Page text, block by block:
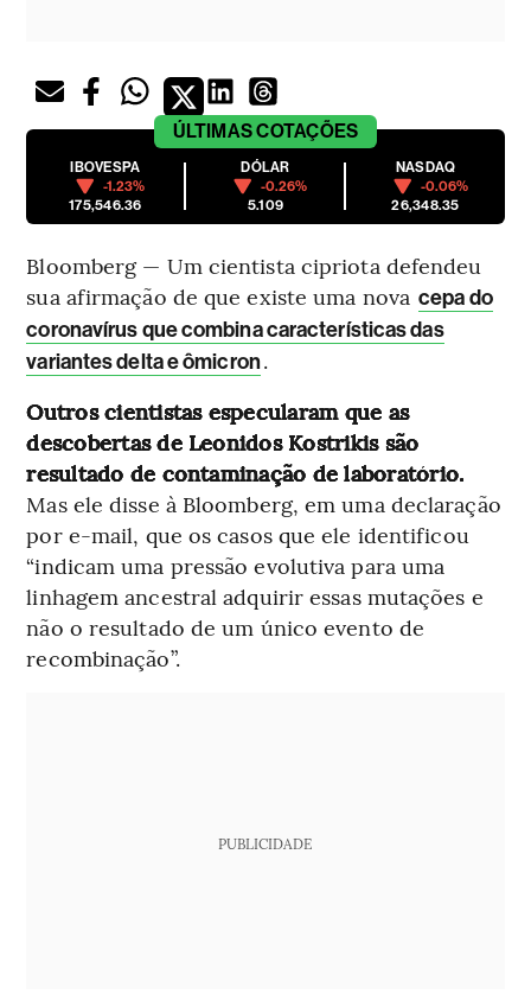
ÚLTIMASCOTAÇÕES
IBOVESPA
-1.23%
175,546.36
DÓLAR
-0.26%
5.109
NASDAQ
-0.06%
26,348.35
Bloomberg — Um cientista cipriota defendeu
sua afirmação de que existe uma nova cepa do
coronavírus que combina características das
variantes delta e ômicron.
Outros cientistas especularam que as
descobertas de Leonidos Kostrikis são
resultado de contaminação de laboratório.
Mas ele disse à Bloomberg, em uma declaração
por e-mail, que os casos que ele identificou
“indicam uma pressão evolutiva para uma
linhagem ancestral adquirir essas mutações e
não o resultado de um único evento de
recombinação”.
PUBLICIDADE